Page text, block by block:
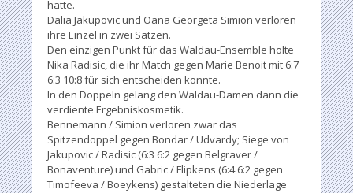
hatte.
Dalia Jakupovic und Oana Georgeta Simion verloren
ihre Einzel in zwei Sätzen.
Den einzigen Punkt für das Waldau-Ensemble holte
Nika Radisic, die ihr Match gegen Marie Benoit mit 6:7
6:3 10:8 für sich entscheiden konnte.
In den Doppeln gelang den Waldau-Damen dann die
verdiente Ergebniskosmetik.
Bennemann / Simion verloren zwar das
Spitzendoppel gegen Bondar / Udvardy; Siege von
Jakupovic / Radisic (6:3 6:2 gegen Belgraver /
Bonaventure) und Gabric / Flipkens (6:4 6:2 gegen
Timofeeva / Boeykens) gestalteten die Niederlage